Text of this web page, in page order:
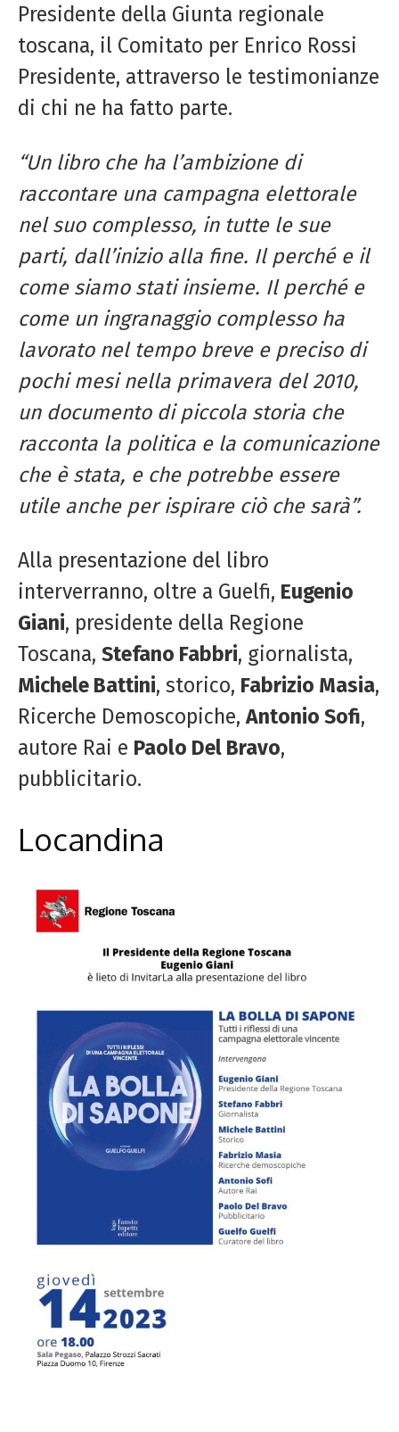
Presidente della Giunta regionale
toscana, il Comitato per Enrico Rossi
Presidente, attraverso le testimonianze
di chi ne ha fatto parte.
“Un libro che ha l’ambizione di
raccontare una campagna elettorale
nel suo complesso, in tutte le sue
parti, dall’inizio alla fine. Il perché e il
come siamo stati insieme. Il perché e
come un ingranaggio complesso ha
lavorato nel tempo breve e preciso di
pochi mesi nella primavera del 2010,
un documento di piccola storia che
racconta la politica e la comunicazione
che è stata, e che potrebbe essere
utile anche per ispirare ciò che sarà”.
Alla presentazione del libro
interverranno, oltre a Guelfi, Eugenio
Giani, presidente della Regione
Toscana, Stefano Fabbri, giornalista,
Michele Battini, storico, Fabrizio Masia,
Ricerche Demoscopiche, Antonio Sofi,
autore Rai e Paolo Del Bravo,
pubblicitario.
Locandina